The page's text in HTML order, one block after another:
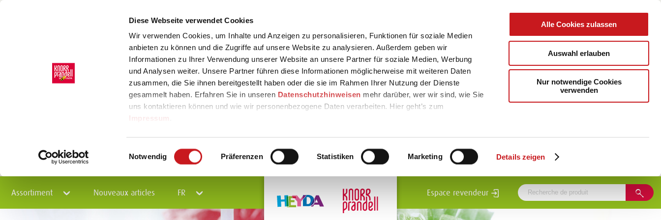
Diese Webseite verwendet Cookies
Wir verwenden Cookies, um Inhalte und Anzeigen zu personalisieren, Funktionen für soziale Medien
anbieten zu können und die Zugriffe auf unsere Website zu analysieren. Außerdem geben wir
Informationen zu Ihrer Verwendung unserer Website an unsere Partner für soziale Medien, Werbung
und Analysen weiter. Unsere Partner führen diese Informationen möglicherweise mit weiteren Daten
zusammen, die Sie ihnen bereitgestellt haben oder die sie im Rahmen Ihrer Nutzung der Dienste
gesammelt haben. Erfahren Sie in unseren Datenschutzhinweisen mehr darüber, wer wir sind, wie Sie
uns kontaktieren können und wie wir personenbezogene Daten verarbeiten. Hier geht’s zum
Impressum
Einwilligungsauswahl
Notwendig Präferenzen Statistiken Marketing Details zeigen
Alle Cookies zulassen
Auswahl erlauben
Nur notwendige Cookies
verwenden
Assortiment Nouveaux articles FR Espace revendeur